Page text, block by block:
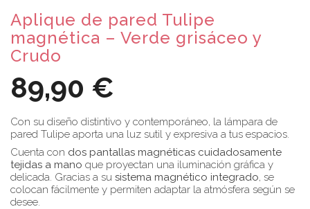
Aplique de pared Tulipe
magnética – Verde grisáceo y
Crudo
89,90 €
Con su diseño distintivo y contemporáneo, la lámpara de
pared Tulipe aporta una luz sutil y expresiva a tus espacios.
Cuenta con dos pantallas magnéticas cuidadosamente
tejidas a mano que proyectan una iluminación gráfica y
delicada. Gracias a su sistema magnético integrado, se
colocan fácilmente y permiten adaptar la atmósfera según se
desee.